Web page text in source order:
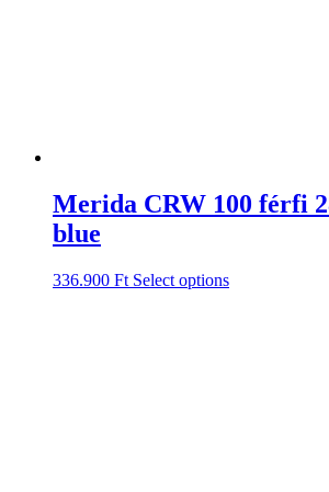
Merida CRW 100 férfi
blue
336.900 Ft Select options